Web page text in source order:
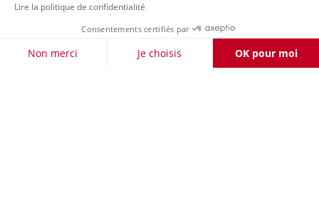
FILTRER / TRIER
Lire la politique de confidentialité
Consentements certifiés par
Non merci Je choisis OK pour moi